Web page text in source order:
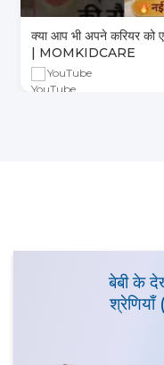
क्या आप भी अपने करियर को
| MOMKIDCARE
YouTube
बेबी के